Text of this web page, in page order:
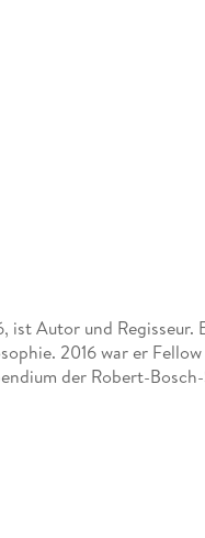
ist Autor und
2016 war er
der Robert-